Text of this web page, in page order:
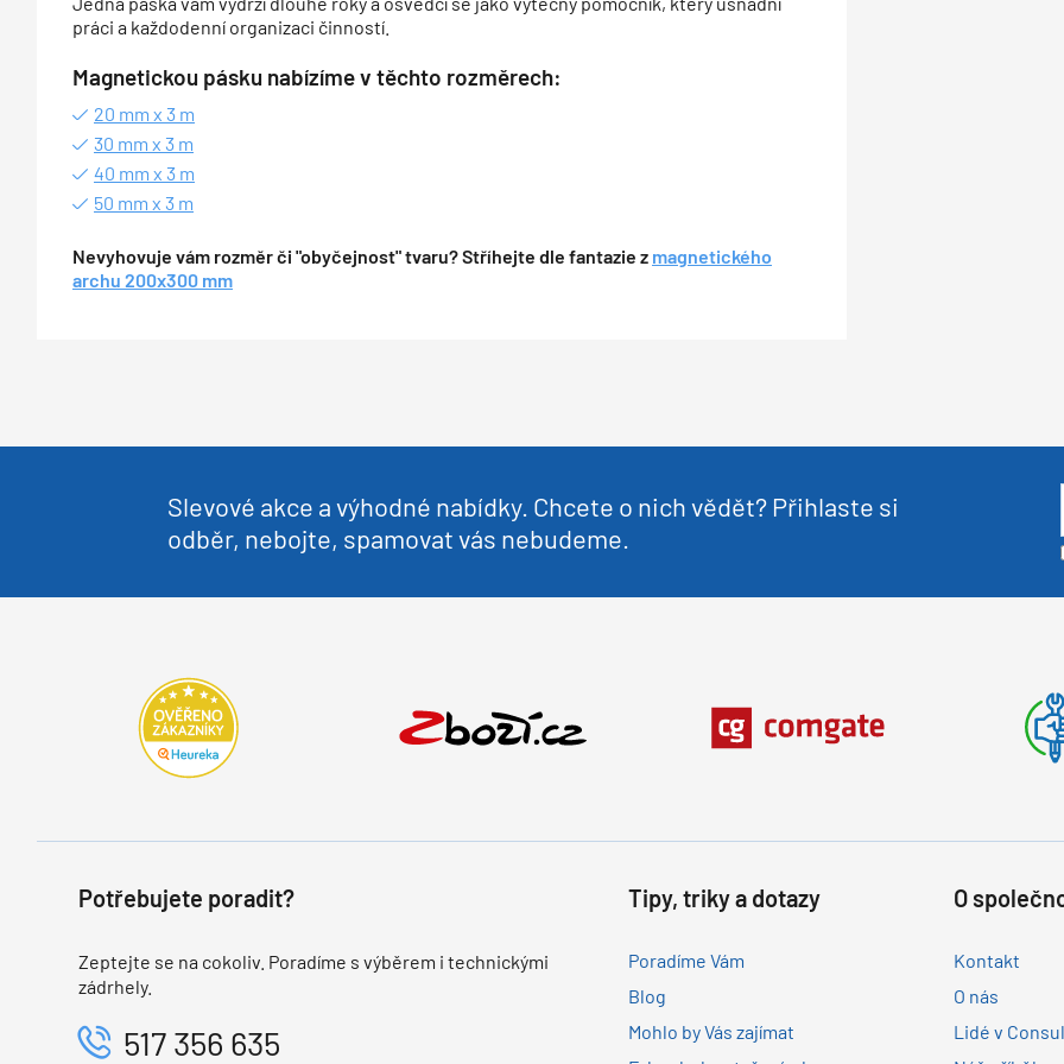
práci a každodenní organizaci činností.
Magnetickou pásku nabízíme v těchto rozměrech:
20 mm x 3 m
30 mm x 3 m
40 mm x 3 m
50 mm x 3 m
Nevyhovuje vám rozměr či "obyčejnost" tvaru? Stříhejte dle fantazie z magnetického
archu 200x300 mm
Slevové akce a výhodné nabídky. Chcete o nich vědět? Přihlaste si
odběr, nebojte, spamovat vás nebudeme.
Potřebujete poradit?
Zeptejte se na cokoliv. Poradíme s výběrem i technickými
zádrhely.
517 356 635
Tipy, triky a dotazy
Poradíme Vám
Blog
Mohlo by Vás zajímat
O
Kontakt
O nás
Lidé v